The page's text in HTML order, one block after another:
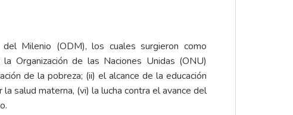
Milenio (ODM), los cuales surgieron como
Organización de las Naciones Unidas (ONU)
de la pobreza; (ii) el alcance de la educación
salud materna, (vi) la lucha contra el avance del